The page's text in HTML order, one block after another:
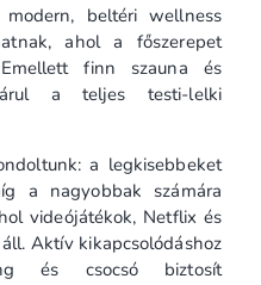
beltéri wellness
ahol a főszerepet
finn szauna és
a teljes testi-lelki
a legkisebbeket
a nagyobbak számára
videójátékok, Netflix és
Aktív kikapcsolódáshoz
és csocsó biztosít